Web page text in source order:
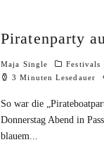
Piratenparty
Maja Single Festivals
3 Minuten Lesedauer
So war die
Donnerstag Abend in
blauem...